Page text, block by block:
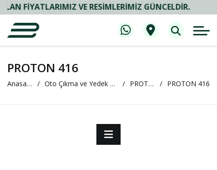
VE RESIMLERIMIZ GÜNCELDIR.
PROTON 416
Anasayfa Oto Çıkma ve Yedek Parça PROTON PROTON 416